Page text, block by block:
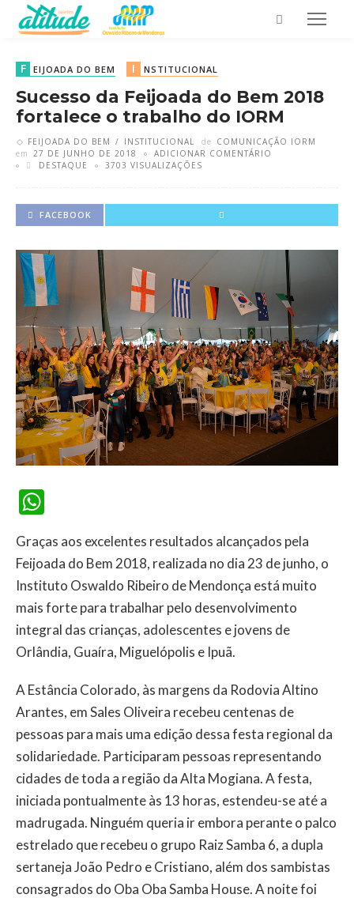
F EIJOADA DO BEM I NSTITUCIONAL
Sucesso da Feijoada do Bem 2018
fortalece o trabalho do IORM
FEIJOADA DO BEM INSTITUCIONAL de COMUNICAÇÃO IORM
em 27 DE JUNHO DE 2018
ADICIONAR COMENTÁRIO
DESTAQUE
3703 VISUALIZAÇÕES
FACEBOOK
Graças aos excelentes resultados alcançados pela
Feijoada do Bem 2018, realizada no dia 23 de junho, o
Instituto Oswaldo Ribeiro de Mendonça está muito
mais forte para trabalhar pelo desenvolvimento
integral das crianças, adolescentes e jovens de
Orlândia, Guaíra, Miguelópolis e Ipuã.
A Estância Colorado, às margens da Rodovia Altino
Arantes, em Sales Oliveira recebeu centenas de
pessoas para mais uma edição dessa festa regional da
solidariedade. Participaram pessoas representando
cidades de toda a região da Alta Mogiana. A festa,
iniciada pontualmente às 13 horas, estendeu-se até a
madrugada. Ninguém queria ir embora perante o palco
estrelado que recebeu o grupo Raiz Samba 6, a dupla
sertaneja João Pedro e Cristiano, além dos sambistas
consagrados do Oba Oba Samba House. A noite foi